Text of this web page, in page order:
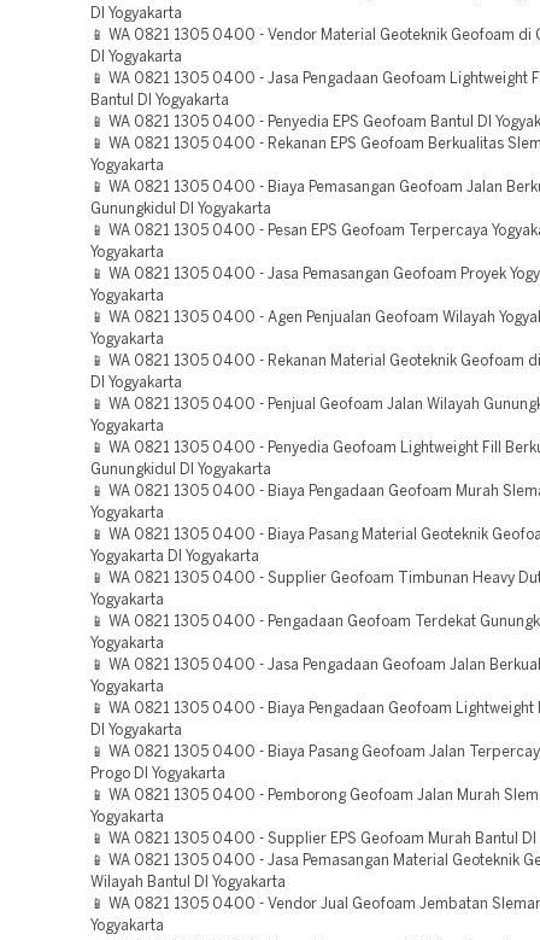
DI Yogyakarta
📱 WA 0821 1305 0400 - Vendor Material Geoteknik Geofoam di
DI Yogyakarta
📱 WA 0821 1305 0400 - Jasa Pengadaan Geofoam Lightweight
Bantul DI Yogyakarta
📱 WA 0821 1305 0400 - Penyedia EPS Geofoam Bantul DI
📱 WA 0821 1305 0400 - Rekanan EPS Geofoam Berkualitas
Yogyakarta
📱 WA 0821 1305 0400 - Biaya Pemasangan Geofoam Jalan
Gunungkidul DI Yogyakarta
📱 WA 0821 1305 0400 - Pesan EPS Geofoam Terpercaya
Yogyakarta
📱 WA 0821 1305 0400 - Jasa Pemasangan Geofoam Proyek
Yogyakarta
📱 WA 0821 1305 0400 - Agen Penjualan Geofoam Wilayah
Yogyakarta
📱 WA 0821 1305 0400 - Rekanan Material Geoteknik Geofoam
DI Yogyakarta
📱 WA 0821 1305 0400 - Penjual Geofoam Jalan Wilayah
Yogyakarta
📱 WA 0821 1305 0400 - Penyedia Geofoam Lightweight Fill
Gunungkidul DI Yogyakarta
📱 WA 0821 1305 0400 - Biaya Pengadaan Geofoam Murah
Yogyakarta
📱 WA 0821 1305 0400 - Biaya Pasang Material Geoteknik
Yogyakarta DI Yogyakarta
📱 WA 0821 1305 0400 - Supplier Geofoam Timbunan Heavy
Yogyakarta
📱 WA 0821 1305 0400 - Pengadaan Geofoam Terdekat
Yogyakarta
📱 WA 0821 1305 0400 - Jasa Pengadaan Geofoam Jalan
Yogyakarta
📱 WA 0821 1305 0400 - Biaya Pengadaan Geofoam Lightweight
DI Yogyakarta
📱 WA 0821 1305 0400 - Biaya Pasang Geofoam Jalan
Progo DI Yogyakarta
📱 WA 0821 1305 0400 - Pemborong Geofoam Jalan Murah
Yogyakarta
📱 WA 0821 1305 0400 - Supplier EPS Geofoam Murah Bantul DI
📱 WA 0821 1305 0400 - Jasa Pemasangan Material Geoteknik
Wilayah Bantul DI Yogyakarta
📱 WA 0821 1305 0400 - Vendor Jual Geofoam Jembatan
Yogyakarta